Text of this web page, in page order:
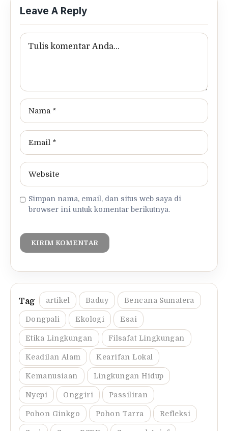
Leave A Reply
Simpan nama, email, dan situs web saya di
browser ini untuk komentar berikutnya.
artikel Baduy Bencana Sumatera
Dongpali Ekologi Esai
Etika Lingkungan Filsafat Lingkungan
Keadilan Alam Kearifan Lokal
Kemanusiaan Lingkungan Hidup
Nyepi Onggiri Passiliran
Pohon Ginkgo Pohon Tarra Refleksi